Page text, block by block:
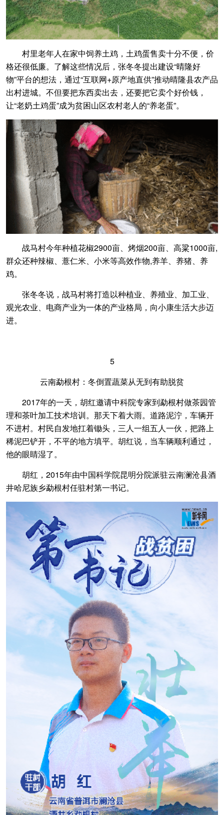
村里老年人在家中饲养土鸡，土鸡蛋售卖十分不便，价
格还很低廉。了解这些情况后，张冬冬提出建设“晴隆好
物”平台的想法，通过“互联网+原产地直供”推动晴隆县农产品
出村进城。不但要把东西卖出去，还要把它卖个好价钱，
让“老奶土鸡蛋”成为贫困山区农村老人的“养老蛋”。
战马村今年种植花椒2900亩、烤烟200亩、高粱1000亩,
群众还种辣椒、薏仁米、小米等高效作物,养羊、养猪、养
鸡。
张冬冬说，战马村将打造以种植业、养殖业、加工业、
观光农业、电商产业为一体的产业格局，向小康生活大步迈
进。
5
云南勐根村：冬倒置蔬菜从无到有助脱贫
2017年的一天，胡红邀请中科院专家到勐根村做茶园管
理和茶叶加工技术培训。那天下着大雨。道路泥泞，车辆开
不进村。村民自发地扛着锄头，三人一组五人一伙，把路上
稀泥巴铲开，不平的地方填平。胡红说，当车辆顺利通过，
他的眼睛湿了。
胡红，2015年由中国科学院昆明分院派驻云南澜沧县酒
井哈尼族乡勐根村任驻村第一书记。